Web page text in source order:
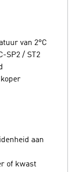
van 2°C
SP2 / ST2
aan
of kwast